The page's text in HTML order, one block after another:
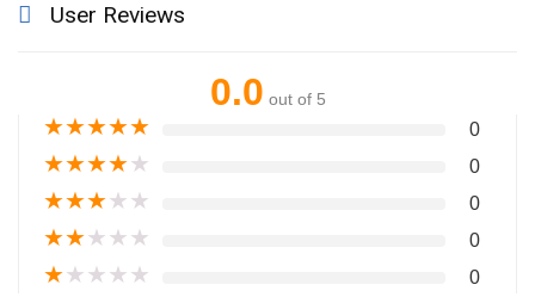
User Reviews
0.0 out of 5
★★★★★ 0
★★★★★ 0
★★★★★ 0
★★★★★ 0
★★★★★ 0